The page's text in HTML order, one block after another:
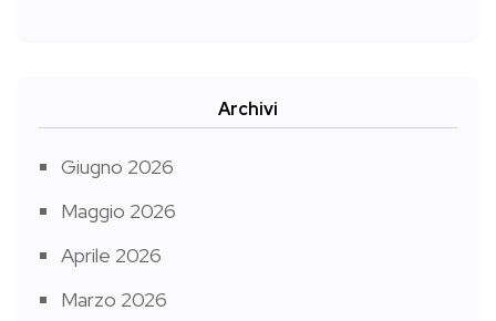
Archivi
Giugno 2026
Maggio 2026
Aprile 2026
Marzo 2026